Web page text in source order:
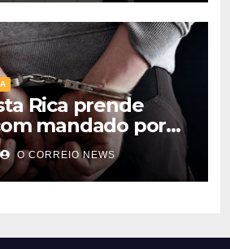
Rica prende
mandado por
dinheiro e
O CORREIO NEWS